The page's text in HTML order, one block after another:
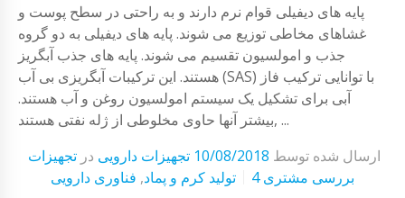
پایه های دیفیلی قوام نرم دارند و به راحتی در سطح پوست و
غشاهای مخاطی توزیع می شوند. پایه های دیفیلی به دو گروه
جذب و امولسیون تقسیم می شوند. پایه های جذب آبگریز
هستند. این ترکیبات آبگریزی بی آب (SAS) با توانایی ترکیب فاز
آبی برای تشکیل یک سیستم امولسیون روغن و آب هستند.
بیشتر آنها حاوی مخلوطی از ژله نفتی هستند, ...
ارسال شده توسط 10/08/2018 تجهیزات دارویی در تجهیزات
تولید کرم و پماد, فناوری دارویی 4 بررسی مشتری